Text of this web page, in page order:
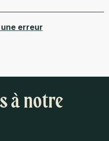
erreur
à notre